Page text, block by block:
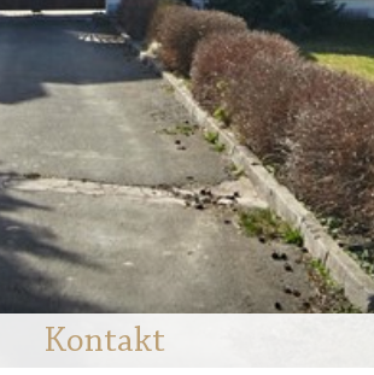
Kontakt